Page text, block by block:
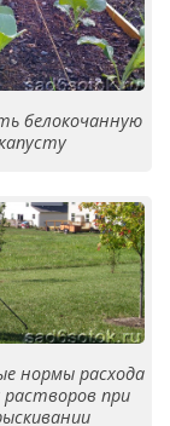
белокочанную
нормы расхода
растворов при